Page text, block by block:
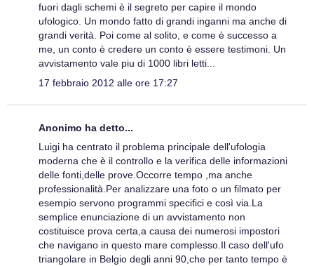
fuori dagli schemi è il segreto per capire il mondo
ufologico. Un mondo fatto di grandi inganni ma anche di
grandi verità. Poi come al solito, e come è successo a
me, un conto è credere un conto è essere testimoni. Un
avvistamento vale piu di 1000 libri letti...
17 febbraio 2012 alle ore 17:27
Anonimo ha detto...
Luigi ha centrato il problema principale dell'ufologia
moderna che è il controllo e la verifica delle informazioni
delle fonti,delle prove.Occorre tempo ,ma anche
professionalità.Per analizzare una foto o un filmato per
esempio servono programmi specifici e così via.La
semplice enunciazione di un avvistamento non
costituisce prova certa,a causa dei numerosi impostori
che navigano in questo mare complesso.Il caso dell'ufo
triangolare in Belgio degli anni 90,che per tanto tempo è